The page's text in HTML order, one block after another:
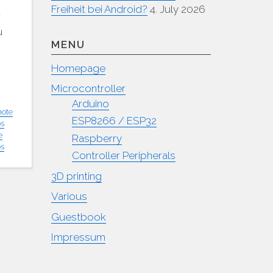
Freiheit bei Android? 4. July 2026
MENU
Homepage
Microcontroller
Arduino
ESP8266 / ESP32
Raspberry
Controller Peripherals
3D printing
Various
Guestbook
Impressum